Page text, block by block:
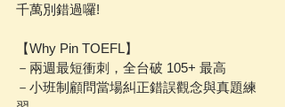
千萬別錯過囉!
【Why Pin TOEFL】
－兩週最短衝刺，全台破 105+ 最高
－小班制顧問當場糾正錯誤觀念與真題練